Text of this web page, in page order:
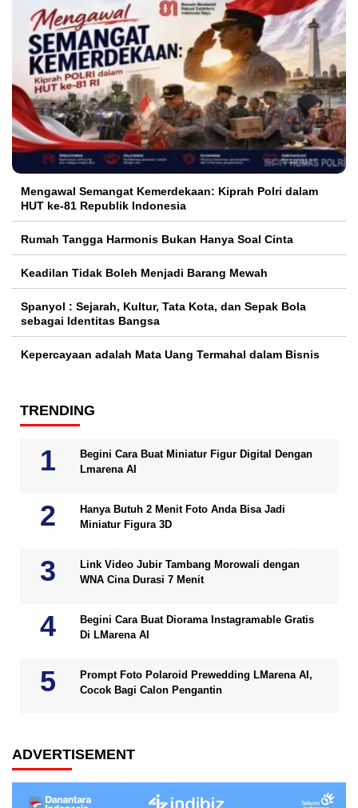
Mengawal Semangat Kemerdekaan: Kiprah Polri dalam
HUT ke-81 Republik Indonesia
Rumah Tangga Harmonis Bukan Hanya Soal Cinta
Keadilan Tidak Boleh Menjadi Barang Mewah
Spanyol : Sejarah, Kultur, Tata Kota, dan Sepak Bola
sebagai Identitas Bangsa
Kepercayaan adalah Mata Uang Termahal dalam Bisnis
TRENDING
Begini Cara Buat Miniatur Figur Digital Dengan
Lmarena AI
Hanya Butuh 2 Menit Foto Anda Bisa Jadi
Miniatur Figura 3D
Link Video Jubir Tambang Morowali dengan
WNA Cina Durasi 7 Menit
Begini Cara Buat Diorama Instagramable Gratis
Di LMarena AI
Prompt Foto Polaroid Prewedding LMarena AI,
Cocok Bagi Calon Pengantin
ADVERTISEMENT